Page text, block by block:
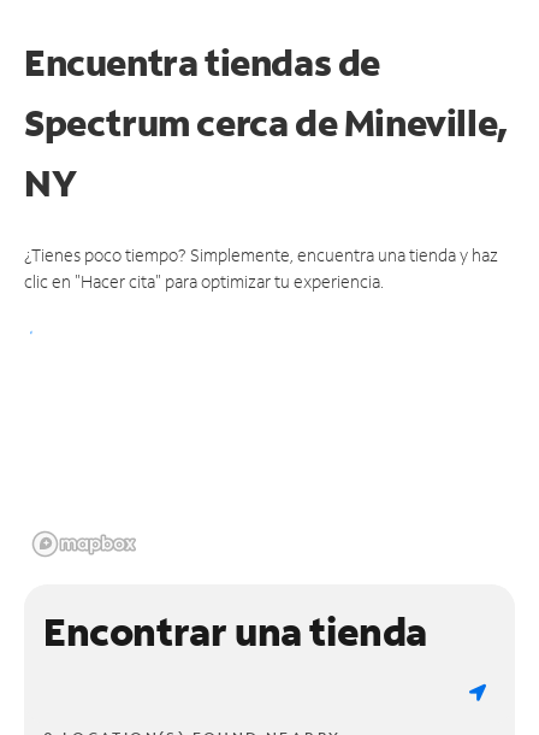
Encuentra tiendas de
Spectrum cerca deMineville,
NY
¿Tienes poco tiempo? Simplemente, encuentra una tienda y haz
clic en "Hacer cita" para optimizar tu experiencia.
Encontrar una tienda